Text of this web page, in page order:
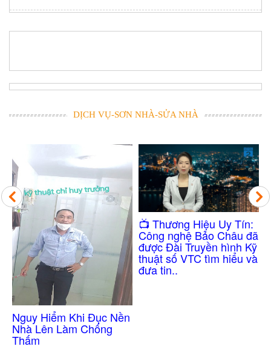
DỊCH VỤ-SƠN NHÀ-SỬA NHÀ
Khi Đục Nền
Làm Chống
​📺 Thương Hiệu Uy Tín:
Công nghệ Bảo Châu đã
được Đài Truyền hình Kỹ
thuật số VTC tìm hiểu và
đưa tin..
Công
Thấm Nhà
Không